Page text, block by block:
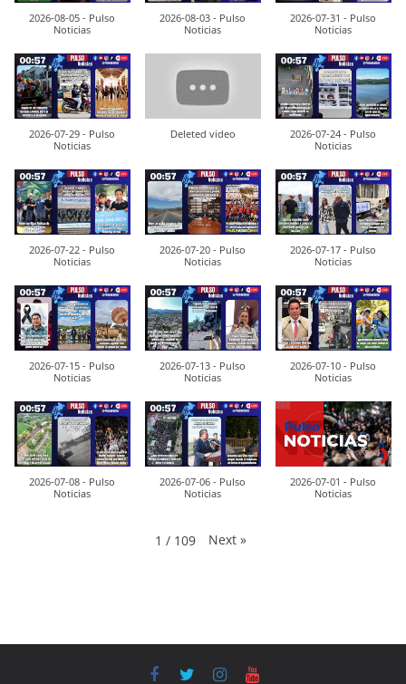
2026-08-05 - Pulso
Noticias
2026-08-03 - Pulso
Noticias
2026-07-31 - Pulso
Noticias
2026-07-29 - Pulso
Noticias
Deleted video
2026-07-24 - Pulso
Noticias
2026-07-22 - Pulso
Noticias
2026-07-20 - Pulso
Noticias
2026-07-17 - Pulso
Noticias
2026-07-15 - Pulso
Noticias
2026-07-13 - Pulso
Noticias
2026-07-10 - Pulso
Noticias
2026-07-08 - Pulso
Noticias
2026-07-06 - Pulso
Noticias
2026-07-01 - Pulso
Noticias
1 / 109 Next »